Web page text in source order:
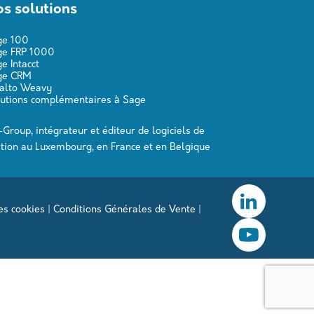
solutions
100
FRP 1000
Intacct
CRM
Weavy
complémentaires à Sage
Group, intégrateur et éditeur de logiciels de
au Luxembourg, en France et en Belgique
cookies Conditions Générales de Vente